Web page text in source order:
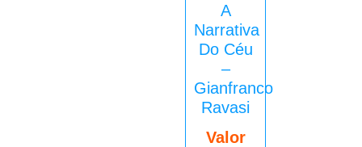
A
Narrativa
Do Céu
–
Gianfranco
Ravasi
Valor